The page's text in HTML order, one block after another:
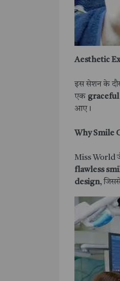
Aesthetic
इस सेशन के
एक
आए।
Why Smile
Miss World
flawless
design,